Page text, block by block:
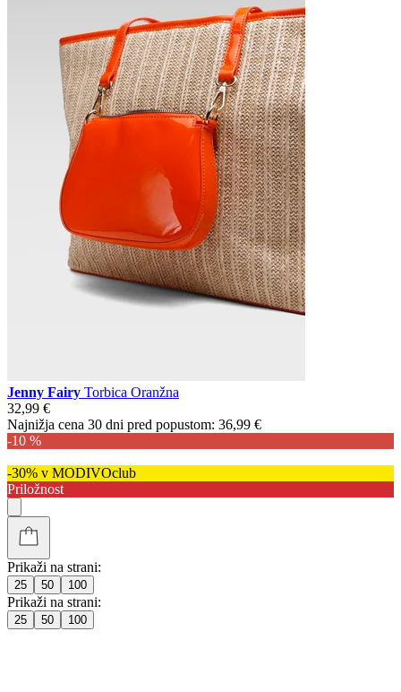
Jenny Fairy Torbica Oranžna
32,99 €
Najnižja cena 30 dni pred popustom: 36,99 €
-10 %
-30% v MODIVOclub
Priložnost
Prikaži na strani:
25 50 100
Prikaži na strani:
25 50 100